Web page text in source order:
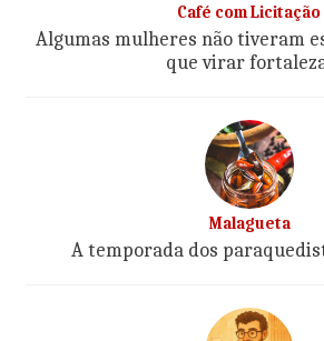
Café com Licitação
Algumas mulheres não tiveram
que virar
Malagueta
A temporada dos